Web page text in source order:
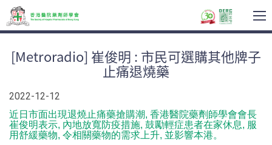
[Metroradio] 崔俊明 : 市民可選購其他牌子
止痛退燒藥
2022-12-12
近日市面出現退燒止痛藥搶購潮, 香港醫院藥劑師學會會長
崔俊明表示, 內地放寬防疫措施, 鼓勵輕症患者在家休息, 服
用舒緩藥物, 令相關藥物的需求上升, 並影響本港。